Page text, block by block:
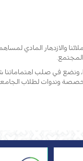
والازدهار المادي
ونضع في صلب
وندوات لطلاب